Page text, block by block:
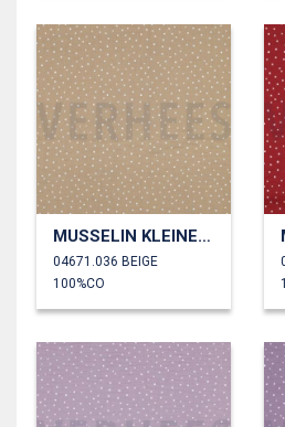
MUSSELIN KLEINE PUNKTE
04671.036 BEIGE
100%CO